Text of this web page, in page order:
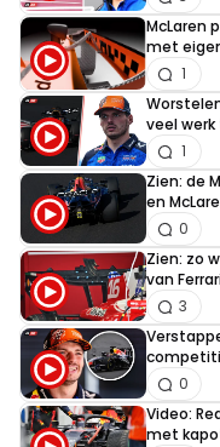
McLaren
met
1
veel
1
Zien: de
en
0
Zien: zo
van
3
0
Video:
met